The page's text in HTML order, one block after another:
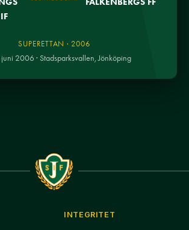
SUPERETTAN · 2006
2006 · Stadsparksvallen, Jönköping
INTEGRITET